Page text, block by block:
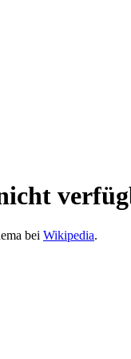
bei Wikipedia.